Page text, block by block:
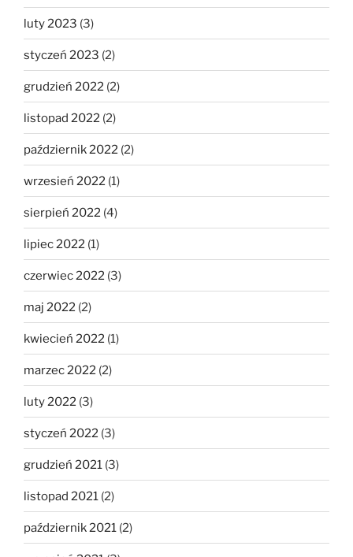
luty 2023 (3)
styczeń 2023 (2)
grudzień 2022 (2)
listopad 2022 (2)
październik 2022 (2)
wrzesień 2022 (1)
sierpień 2022 (4)
lipiec 2022 (1)
czerwiec 2022 (3)
maj 2022 (2)
kwiecień 2022 (1)
marzec 2022 (2)
luty 2022 (3)
styczeń 2022 (3)
grudzień 2021 (3)
listopad 2021 (2)
październik 2021 (2)